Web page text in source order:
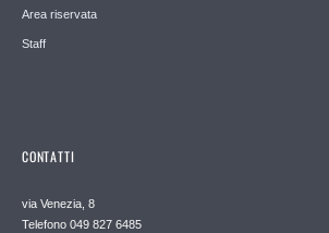
Area riservata
Staff
CONTATTI
via Venezia, 8
Telefono 049 827 6485